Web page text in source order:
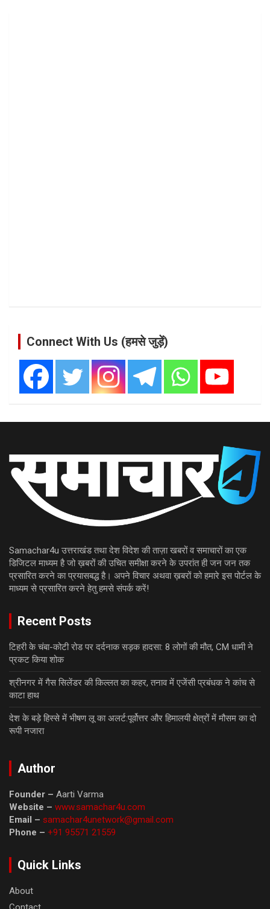
Connect With Us (हमसे जुड़ें)
Samachar4u उत्तराखंड तथा देश विदेश की ताज़ा खबरों व समाचारों का एक
डिजिटल माध्यम है जो ख़बरों की उचित समीक्षा करने के उपरांत ही जन जन तक
प्रसारित करने का प्रयासबद्ध है। अपने विचार अथवा ख़बरों को हमारे इस पोर्टल के
माध्यम से प्रसारित करने हेतु हमसे संपर्क करें!
Recent Posts
टिहरी के चंबा-कोटी रोड पर दर्दनाक सड़क हादसा: 8 लोगों की मौत, CM धामी ने
प्रकट किया शोक
श्रीनगर में गैस सिलेंडर की किल्लत का कहर, तनाव में एजेंसी प्रबंधक ने कांच से
काटा हाथ
देश के बड़े हिस्से में भीषण लू का अलर्ट:पूर्वोत्तर और हिमालयी क्षेत्रों में मौसम का दो
रूपी नजारा
Author
Founder – Aarti Varma
Website – www.samachar4u.com
Email – samachar4unetwork@gmail.com
Phone – +91 95571 21559
Quick Links
About